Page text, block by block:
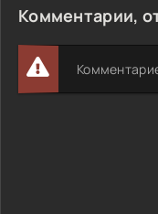
Комментарии,